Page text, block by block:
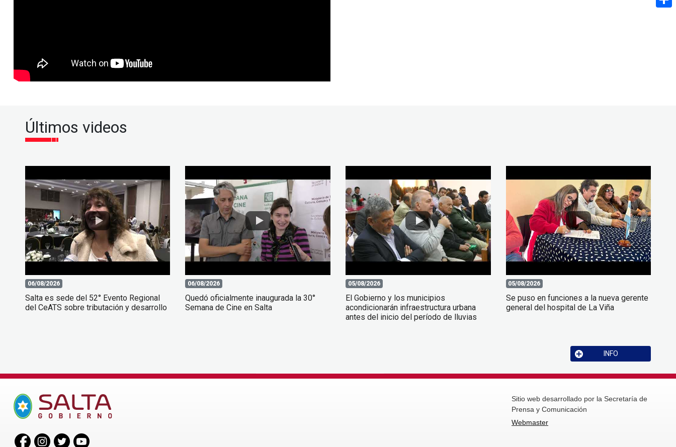
Últimos videos
06/08/2026
Salta es sede del 52° Evento Regional
del CeATS sobre tributación y desarrollo
06/08/2026
Quedó oficialmente inaugurada la 30°
Semana de Cine en Salta
05/08/2026
El Gobierno y los municipios
acondicionarán infraestructura urbana
antes del inicio del período de lluvias
05/08/2026
Se puso en funciones a la nueva gerente
general del hospital de La Viña
INFO
Sitio web desarrollado por la Secretaría de
Prensa y Comunicación
Webmaster